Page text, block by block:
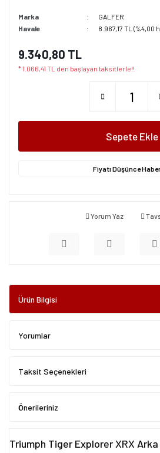
Marka
GALFER
Havale
8.967,17 TL (%4,00
9.340,80 TL
* 1.066,41 TL den başlayan taksitlerle!!
Sepete Ekle
Fiyatı Düşünce
Yorum Yaz
Ürün Bilgisi
Yorumlar
Taksit Seçenekleri
Önerileriniz
Triumph Tiger Explorer XRX